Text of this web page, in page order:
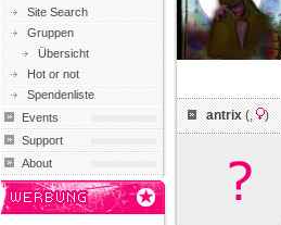
Site Search
Gruppen
Übersicht
Hot or not
Spendenliste
Events
Support
About
antrix(, )